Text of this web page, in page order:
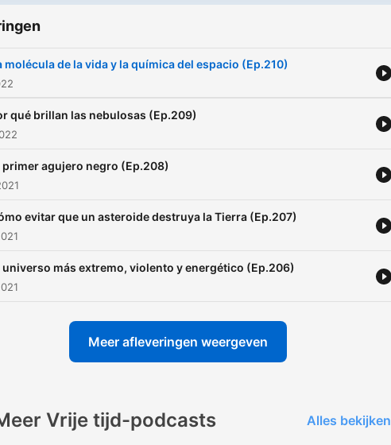
molécula de la vida y la química del espacio (Ep.210)
qué brillan las nebulosas (Ep.209)
primer agujero negro (Ep.208)
evitar que un asteroide destruya la Tierra (Ep.207)
universo más extremo, violento y energético (Ep.206)
Meer afleveringen weergeven
Vrije tijd-podcasts Alles bekijken